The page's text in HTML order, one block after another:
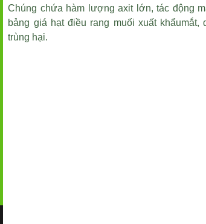
Chúng chứa hàm lượng axit lớn, tác động
bảng giá hạt điều rang muối xuất khẩumắt,
trùng hại.